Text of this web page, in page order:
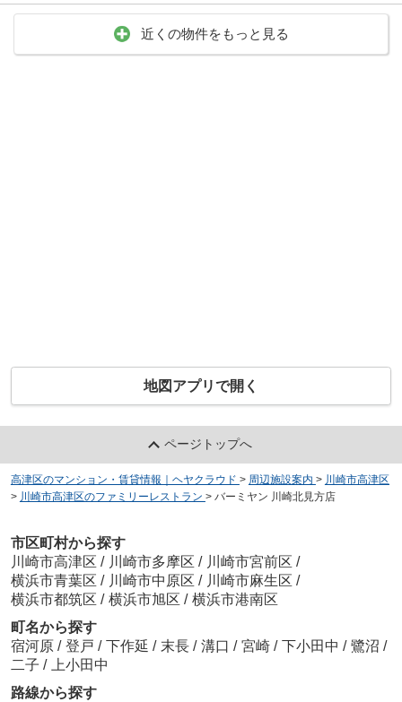
近くの物件をもっと見る
地図アプリで開く
ページトップへ
高津区のマンション・賃貸情報｜ヘヤクラウド > 周辺施設案内 > 川崎市高津区
> 川崎市高津区のファミリーレストラン > バーミヤン 川崎北見方店
市区町村から探す
川崎市高津区 / 川崎市多摩区 / 川崎市宮前区 /
横浜市青葉区 / 川崎市中原区 / 川崎市麻生区 /
横浜市都筑区 / 横浜市旭区 / 横浜市港南区
町名から探す
宿河原 / 登戸 / 下作延 / 末長 / 溝口 / 宮崎 / 下小田中 / 鷺沼 /
二子 /
上小田中
路線から探す